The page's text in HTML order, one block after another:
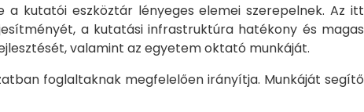
kutatói eszköztár lényeges elemei szerepelnek. Az itt
a kutatási infrastruktúra hatékony és magas
valamint az egyetem oktató munkáját.
foglaltaknak megfelelően irányítja. Munkáját segítő